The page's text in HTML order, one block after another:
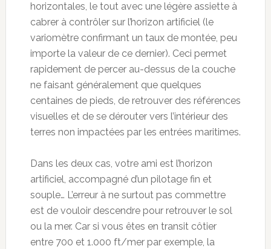
horizontales, le tout avec une légère assiette à
cabrer à contrôler sur l’horizon artificiel (le
variomètre confirmant un taux de montée, peu
importe la valeur de ce dernier). Ceci permet
rapidement de percer au-dessus de la couche
ne faisant généralement que quelques
centaines de pieds, de retrouver des références
visuelles et de se dérouter vers l’intérieur des
terres non impactées par les entrées maritimes.
Dans les deux cas, votre ami est l’horizon
artificiel, accompagné d’un pilotage fin et
souple… L’erreur à ne surtout pas commettre
est de vouloir descendre pour retrouver le sol
ou la mer. Car si vous êtes en transit côtier
entre 700 et 1.000 ft/mer par exemple, la